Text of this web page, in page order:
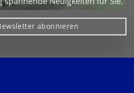
abonnieren